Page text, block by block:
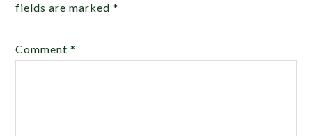
fields are marked*
Comment*